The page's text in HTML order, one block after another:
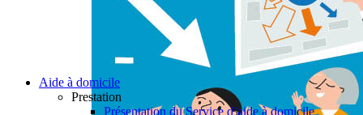
Aide à domicile
Prestation
Présentation du Service d’aide à domicile